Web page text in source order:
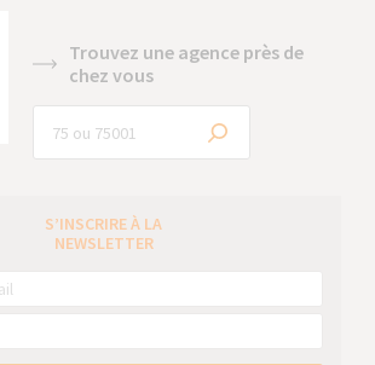
Trouvez une agence près de
chez vous
S’INSCRIRE À LA
NEWSLETTER